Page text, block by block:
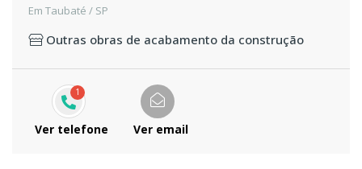
Em Taubaté / SP
Outras obras de acabamento da construção
1
Ver telefone Ver email